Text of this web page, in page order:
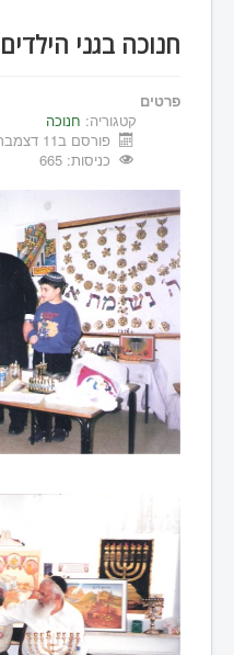
חנוכה בגני
פרטים
קטגוריה: חנוכה
פורסם ב11 דצמבר 2017
כניסות: 665